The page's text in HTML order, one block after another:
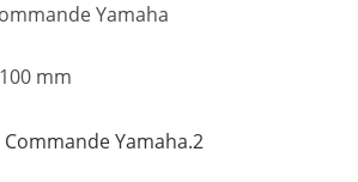
Yamaha
mm